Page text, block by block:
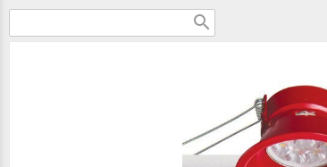
search